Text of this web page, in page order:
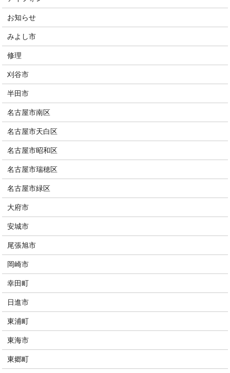
お知らせ
みよし市
修理
刈谷市
半田市
名古屋市南区
名古屋市天白区
名古屋市昭和区
名古屋市瑞穂区
名古屋市緑区
大府市
安城市
尾張旭市
岡崎市
幸田町
日進市
東浦町
東海市
東郷町